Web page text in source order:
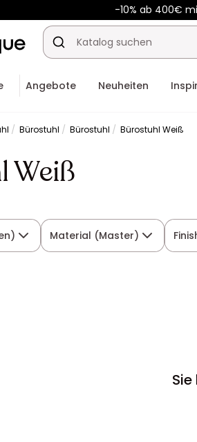
-10% ab 400€
Kauf-
Angebote Neuheiten
Bürostuhl Bürostuhl Bürostuhl Weiß
Weiß
Material (Master)